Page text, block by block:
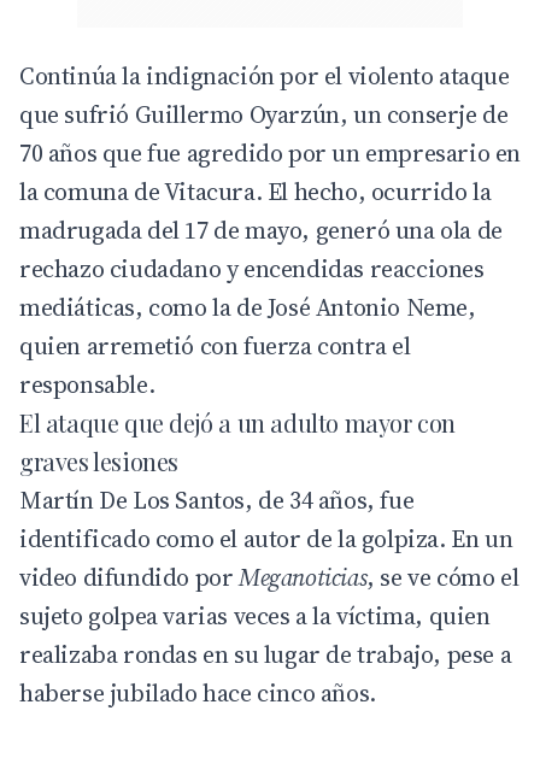
Continúa la indignación por el violento ataque
que sufrió Guillermo Oyarzún, un conserje de
70 años que fue agredido por un empresario en
la comuna deVitacura. El hecho, ocurrido la
madrugada del 17 de mayo, generó una ola de
rechazo ciudadano y encendidas reacciones
mediáticas, como la de José Antonio Neme,
quien arremetió con fuerza contra el
responsable.
El ataque que dejó a un adulto mayor con
graves lesiones
Martín De Los Santos, de 34 años, fue
identificado como el autor de la golpiza. En un
video difundido porMeganoticias, se ve cómo el
sujeto golpea varias veces a la víctima, quien
realizaba rondas en su lugar de trabajo, pese a
haberse jubilado hace cinco años.